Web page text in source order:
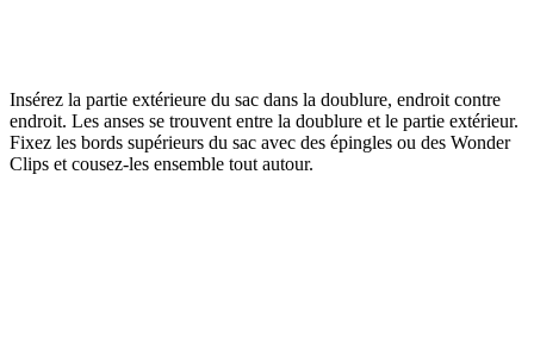
Insérez la partie extérieure du sac dans la doublure, endroit contre
endroit. Les anses se trouvent entre la doublure et le partie extérieur.
Fixez les bords supérieurs du sac avec des épingles ou des Wonder
Clips et cousez-les ensemble tout autour.